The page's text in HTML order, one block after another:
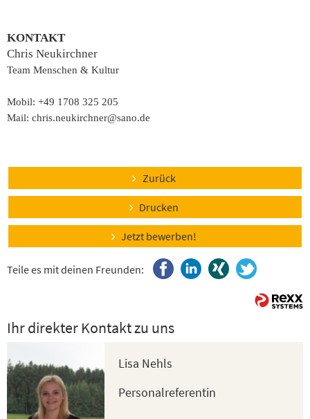
KONTAKT
Chris Neukirchner
Team Menschen & Kultur
Mobil: +49 1708 325 205
Mail: chris.neukirchner@sano.de
Zurück
Drucken
Jetzt bewerben!
Teile es mit deinen Freunden:
Ihr direkter Kontakt zu uns
Lisa Nehls
Personalreferentin